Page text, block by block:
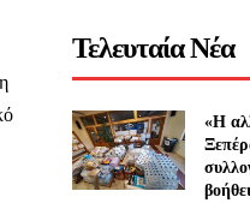
Τελευταία Νέα
«Η